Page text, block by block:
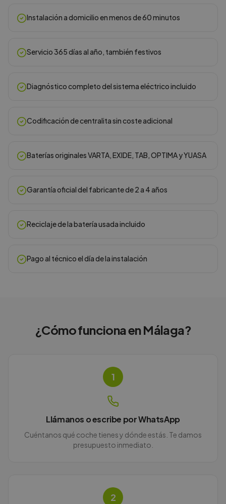
Instalación a domicilio en menos de 60 minutos
Servicio 365 días al año, también festivos
Diagnóstico completo del sistema eléctrico incluido
Codificación de centralita sin coste adicional
Baterías originales VARTA, EXIDE, TAB, OPTIMA y YUASA
Garantía oficial del fabricante de 2 a 4 años
Reciclaje de la batería usada incluido
Pago al técnico el día de la instalación
¿Cómo funciona enMálaga?
1
Llámanos o escribe por WhatsApp
Cuéntanos qué coche tienes y dónde estás. Te damos
presupuesto inmediato.
2